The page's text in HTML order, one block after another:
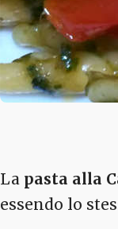
La pasta alla
essendo lo